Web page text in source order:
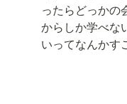
ったらどっかの
からしか学べな
いってなんかす